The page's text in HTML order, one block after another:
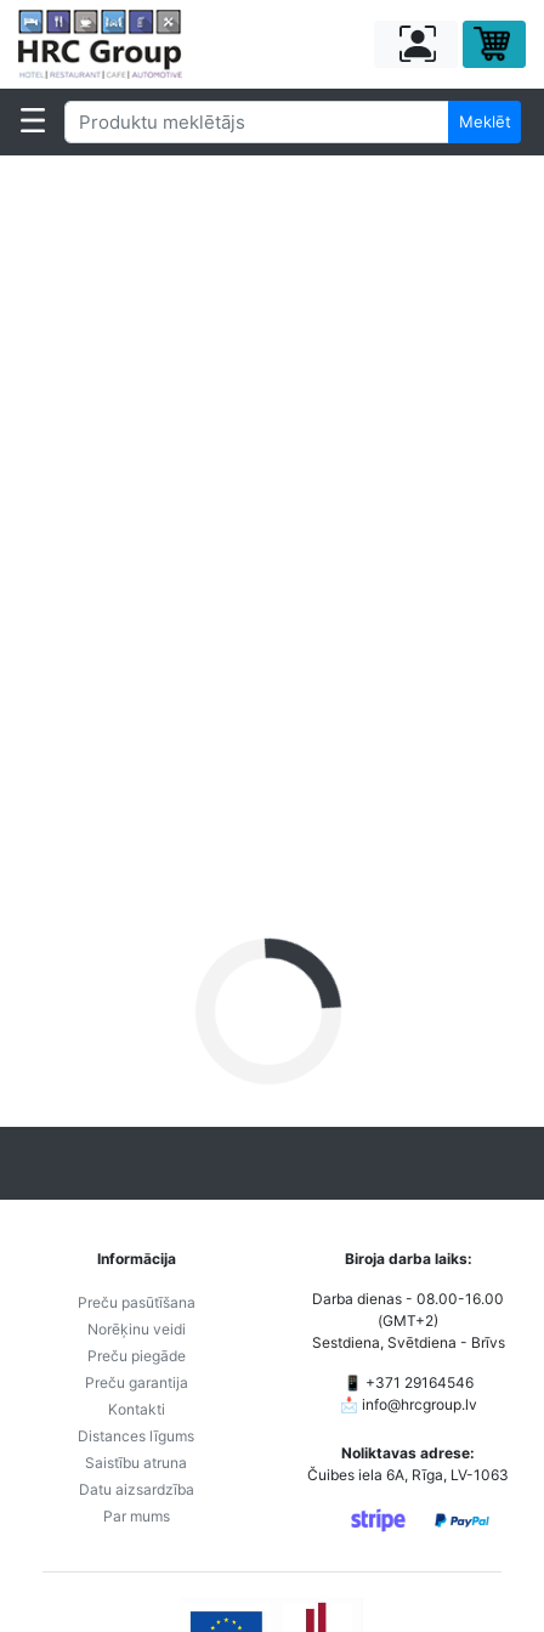
Meklēt
Informācija
Preču pasūtīšana
Norēķinu veidi
Preču piegāde
Preču garantija
Kontakti
Distances līgums
Saistību atruna
Datu aizsardzība
Par mums
Biroja darba laiks:
Darba dienas - 08.00-16.00
(GMT+2)
Sestdiena, Svētdiena - Brīvs
📱 +371 29164546
📩 info@hrcgroup.lv
Noliktavas adrese:
Čuibes iela 6A, Rīga, LV-1063